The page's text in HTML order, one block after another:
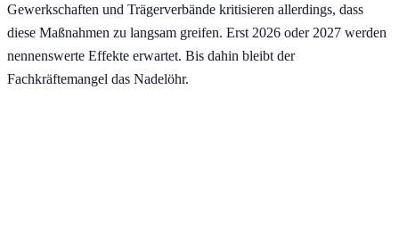
Gewerkschaften und Trägerverbände kritisieren allerdings, dass
diese Maßnahmen zu langsam greifen. Erst 2026 oder 2027 werden
nennenswerte Effekte erwartet. Bis dahin bleibt der
Fachkräftemangel das Nadelöhr.